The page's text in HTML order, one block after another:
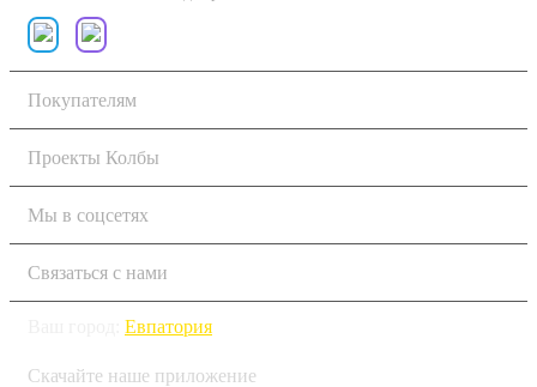
Покупателям
Проекты Колбы
Мы в соцсетях
Связаться с нами
Евпатория
Скачайте наше приложение